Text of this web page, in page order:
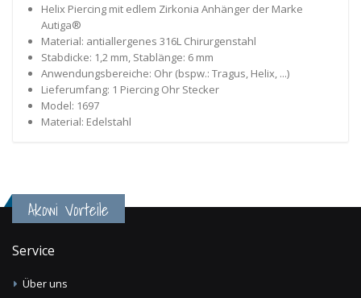
Helix Piercing mit edlem Zirkonia Anhänger der Marke
Autiga®
Material: antiallergenes 316L Chirurgenstahl
Stabdicke: 1,2 mm, Stablänge: 6 mm
Anwendungsbereiche: Ohr (bspw.: Tragus, Helix, ...)
Lieferumfang: 1 Piercing Ohr Stecker
Model: 1697
Material: Edelstahl
Akowi Vorteile
Service
Über uns